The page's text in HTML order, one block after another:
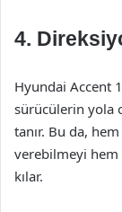
4.
Hyundai Accent
sürücülerin yola
tanır. Bu da,
verebilmeyi
kılar.